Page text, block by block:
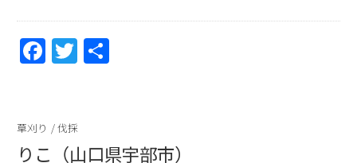
F
e
b
T
er
草刈り /伐採
りこ（山口県宇部市）